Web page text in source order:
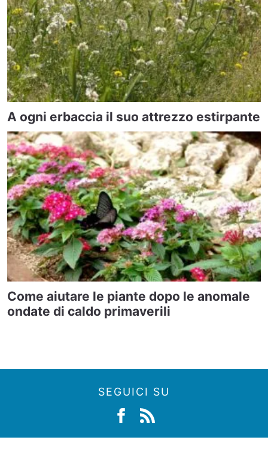
A ogni erbaccia il suo attrezzo estirpante
Come aiutare le piante dopo le anomale
ondate di caldo primaverili
SEGUICI SU